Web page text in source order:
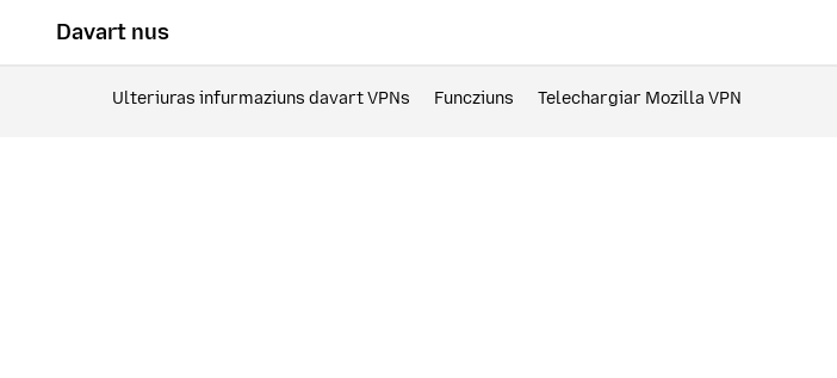
Davart nus
Ulteriuras infurmaziuns davart VPNs Funcziuns Telechargiar Mozilla VPN